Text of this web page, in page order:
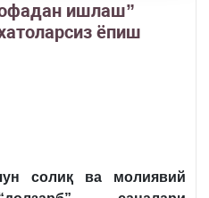
ишлаш”
ёпиш
солиқ ва молиявий